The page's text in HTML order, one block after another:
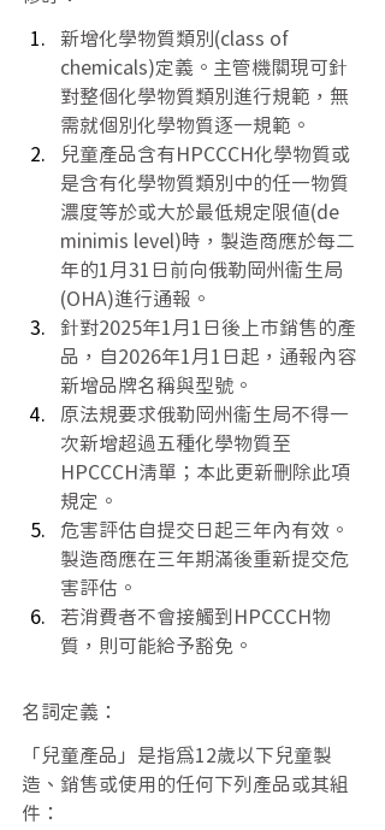
新增化學物質類別(class of
chemicals)定義。主管機關現可針
對整個化學物質類別進行規範，無
需就個別化學物質逐一規範。
兒童產品含有HPCCCH化學物質或
是含有化學物質類別中的任一物質
濃度等於或大於最低規定限值(de
minimis level)時，製造商應於每二
年的1月31日前向俄勒岡州衞生局
(OHA)進行通報。
針對2025年1月1日後上市銷售的產
品，自2026年1月1日起，通報內容
新增品牌名稱與型號。
原法規要求俄勒岡州衞生局不得一
次新增超過五種化學物質至
HPCCCH清單；本此更新刪除此項
規定。
危害評估自提交日起三年內有效。
製造商應在三年期滿後重新提交危
害評估。
若消費者不會接觸到HPCCCH物
質，則可能給予豁免。
名詞定義：
「兒童產品」是指為12歲以下兒童製
造、銷售或使用的任何下列產品或其組
件：